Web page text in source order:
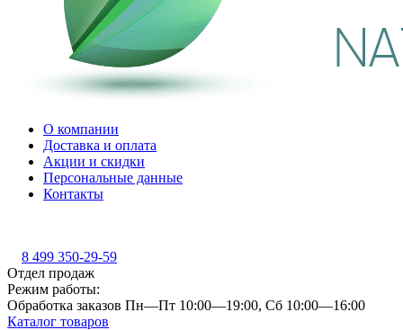
О компании
Доставка и оплата
Акции и скидки
Персональные данные
Контакты
8 499 350-29-59
Отдел продаж
Режим работы:
Обработка заказов Пн—Пт 10:00—19:00, Сб 10:00—16:00
Каталог товаров